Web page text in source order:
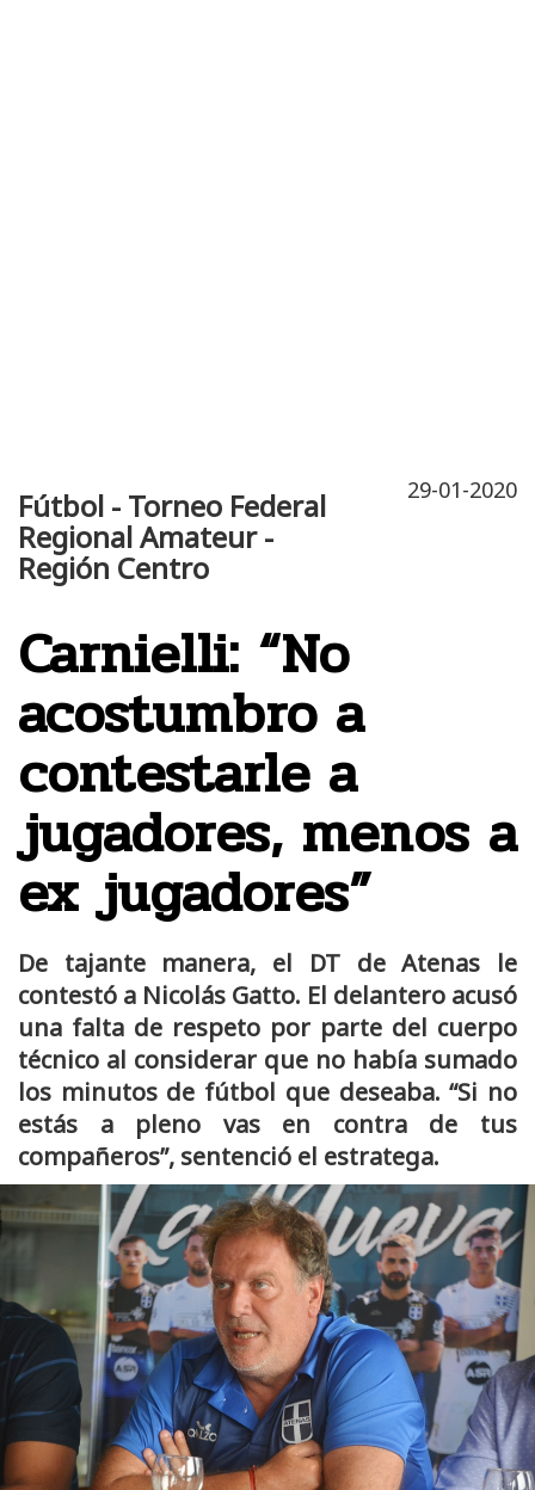
Fútbol - Torneo Federal
Regional Amateur -
Región Centro
29-01-2020
Carnielli: “No
acostumbro a
contestarle a
jugadores, menos a
ex jugadores”
De tajante manera, el DT de Atenas le
contestó a Nicolás Gatto. El delantero acusó
una falta de respeto por parte del cuerpo
técnico al considerar que no había sumado
los minutos de fútbol que deseaba. “Si no
estás a pleno vas en contra de tus
compañeros”, sentenció el estratega.